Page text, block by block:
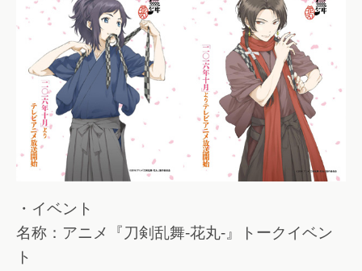
・イベント
名称：アニメ『刀剣乱舞-花丸-』トークイベン
ト